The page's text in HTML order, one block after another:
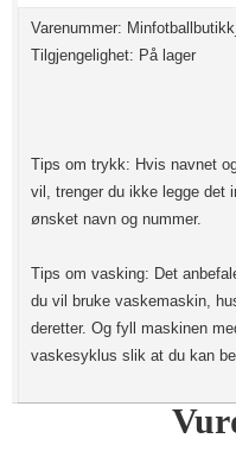
Varenummer:
Tilgjengelighet: På lager
Tips om trykk: Hvis navnet
vil, trenger du ikke legge det
ønsket navn og nummer.
Tips om vasking: Det
du vil bruke vaskemaskin,
deretter. Og fyll maskinen
vaskesyklus slik at du kan